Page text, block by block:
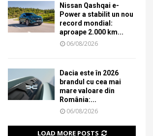
Nissan Qashqai e-
Power a stabilit un nou
record mondial:
aproape 2.000 km...
06/08/2026
Dacia este în 2026
brandul cu cea mai
mare valoare din
România:...
06/08/2026
LOAD MORE POSTS